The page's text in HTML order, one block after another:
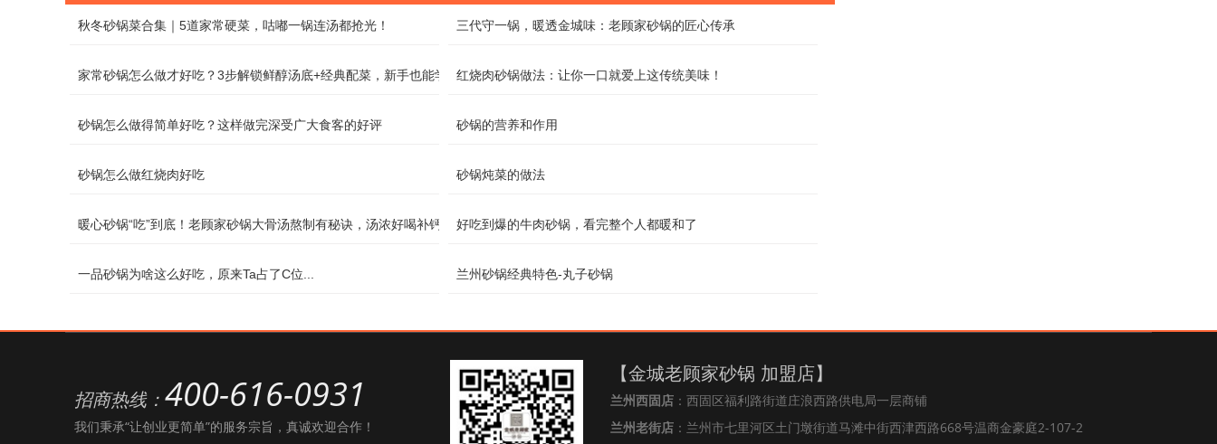
秋冬砂锅菜合集｜5道家常硬菜，咕嘟一锅连汤都抢光！ 三代守一锅，暖透金城味：老顾家砂锅的匠心传承
家常砂锅怎么做才好吃？3步解锁鲜醇汤底+经典配菜，新手也能学会红烧肉砂锅做法：让你一口就爱上这传统美味！
砂锅怎么做得简单好吃？这样做完深受广大食客的好评 砂锅的营养和作用
砂锅怎么做红烧肉好吃 砂锅炖菜的做法
暖心砂锅“吃”到底！老顾家砂锅大骨汤熬制有秘诀，汤浓好喝补钙！ 好吃到爆的牛肉砂锅，看完整个人都暖和了
一品砂锅为啥这么好吃，原来Ta占了C位... 兰州砂锅经典特色-丸子砂锅
招商热线： 400-616-0931
我们秉承“让创业更简单”的服务宗旨，真诚欢迎合作！
【金城老顾家砂锅 加盟店】
兰州西固店 ：西固区福利路街道庄浪西路供电局一层商铺
兰州老街店 ：兰州市七里河区土门墩街道马滩中街西津西路668号温商金豪庭2-107-2